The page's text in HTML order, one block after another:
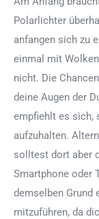
Polarlichter
anfangen sich zu
einmal mit
nicht. Die
deine Augen der
empfiehlt es sich,
aufzuhalten.
solltest dort aber
Smartphone oder
demselben Grund
mitzuführen, da